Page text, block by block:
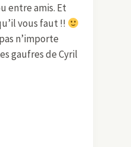
entre amis. Et
vous faut !!
n’importe
gaufres de Cyril